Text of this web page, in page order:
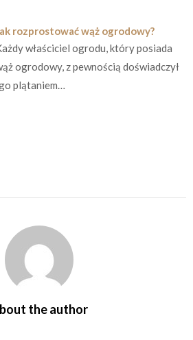
rozprostować wąż ogrodowy?
właściciel ogrodu, który posiada
ogrodowy, z pewnością doświadczył
plątaniem…
the author